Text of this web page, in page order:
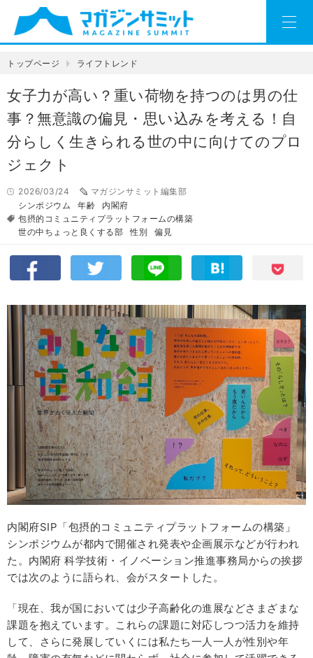
トップページ ライフトレンド
女子力が高い？重い荷物を持つのは男の仕
事？無意識の偏見・思い込みを考える！自
分らしく生きられる世の中に向けてのプロ
ジェクト
2026/03/24
マガジンサミット編集部
シンポジウム
年齢
内閣府
包摂的コミュニティプラットフォームの構築
世の中ちょっと良くする部
性別 偏見
内閣府SIP「包摂的コミュニティプラットフォームの構築」
シンポジウムが都内で開催され発表や企画展示などが行われ
た。内閣府 科学技術・イノベーション推進事務局からの挨拶
では次のように語られ、会がスタートした。
「現在、我が国においては少子高齢化の進展などさまざまな
課題を抱えています。これらの課題に対応しつつ活力を維持
して、さらに発展していくには私たち一人一人が性別や年